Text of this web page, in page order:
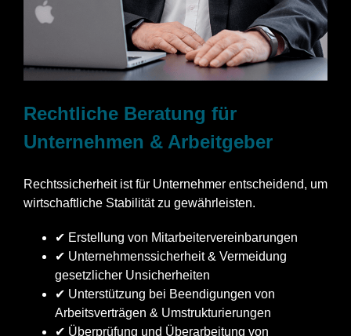
Rechtliche Beratung für
Unternehmen & Arbeitgeber
Rechtssicherheit ist für Unternehmer entscheidend, um
wirtschaftliche Stabilität zu gewährleisten.
✔ Erstellung von Mitarbeitervereinbarungen
✔ Unternehmenssicherheit & Vermeidung
gesetzlicher Unsicherheiten
✔ Unterstützung bei Beendigungen von
Arbeitsverträgen & Umstrukturierungen
✔ Überprüfung und Überarbeitung von